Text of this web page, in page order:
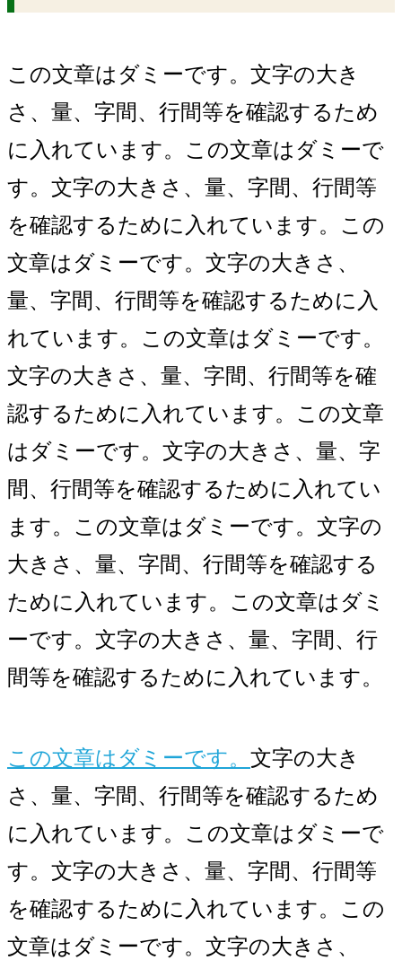
この文章はダミーです。文字の大き
さ、量、字間、行間等を確認するため
に入れています。この文章はダミーで
す。文字の大きさ、量、字間、行間等
を確認するために入れています。この
文章はダミーです。文字の大きさ、
量、字間、行間等を確認するために入
れています。この文章はダミーです。
文字の大きさ、量、字間、行間等を確
認するために入れています。この文章
はダミーです。文字の大きさ、量、字
間、行間等を確認するために入れてい
ます。この文章はダミーです。文字の
大きさ、量、字間、行間等を確認する
ために入れています。この文章はダミ
ーです。文字の大きさ、量、字間、行
間等を確認するために入れています。
この文章はダミーです。 文字の大き
さ、量、字間、行間等を確認するため
に入れています。この文章はダミーで
す。文字の大きさ、量、字間、行間等
を確認するために入れています。この
文章はダミーです。文字の大きさ、